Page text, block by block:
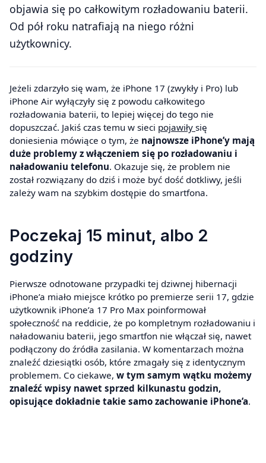
objawia się po całkowitym rozładowaniu baterii.
Od pół roku natrafiają na niego różni
użytkownicy.
Jeżeli zdarzyło się wam, że iPhone 17 (zwykły i Pro) lub
iPhone Air wyłączyły się z powodu całkowitego
rozładowania baterii, to lepiej więcej do tego nie
dopuszczać. Jakiś czas temu w sieci pojawiły się
doniesienia mówiące o tym, że najnowsze iPhone’y mają
duże problemy z włączeniem się po rozładowaniu i
naładowaniu telefonu. Okazuje się, że problem nie
został rozwiązany do dziś i może być dość dotkliwy, jeśli
zależy wam na szybkim dostępie do smartfona.
Poczekaj 15 minut, albo 2
godziny
Pierwsze odnotowane przypadki tej dziwnej hibernacji
iPhone’a miało miejsce krótko po premierze serii 17, gdzie
użytkownik iPhone’a 17 Pro Max poinformował
społeczność na reddicie, że po kompletnym rozładowaniu i
naładowaniu baterii, jego smartfon nie włączał się, nawet
podłączony do źródła zasilania. W komentarzach można
znaleźć dziesiątki osób, które zmagały się z identycznym
problemem. Co ciekawe, w tym samym wątku możemy
znaleźć wpisy nawet sprzed kilkunastu godzin,
opisujące dokładnie takie samo zachowanie iPhone’a.